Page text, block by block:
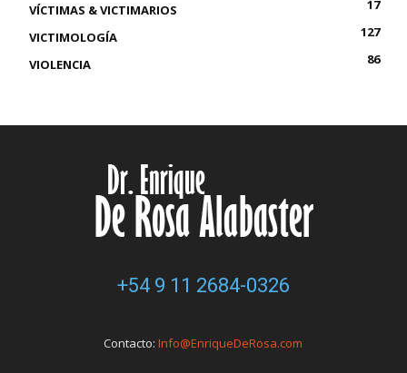
VÍCTIMAS & VICTIMARIOS
17
VICTIMOLOGÍA
127
VIOLENCIA
86
+54 9 11 2684-0326
Contacto:Info@EnriqueDeRosa.com